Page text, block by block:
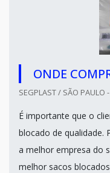
ONDE
SEGPLAST / SÃO PAULO
É importante que o
blocado de qualidade.
a melhor empresa do
melhor sacos